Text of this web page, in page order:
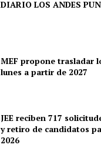
DIARIO LOS ANDES
MEF propone trasladar
lunes a partir de 2027
JEE reciben 717
y retiro de candidatos
2026